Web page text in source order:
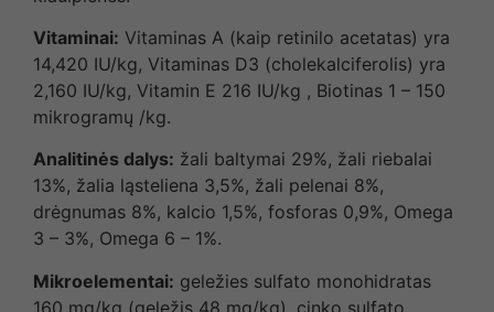
Vitaminai: Vitaminas A (kaip retinilo acetatas) yra
14,420 IU/kg, Vitaminas D3 (cholekalciferolis) yra
2,160 IU/kg, Vitamin E 216 IU/kg , Biotinas 1 – 150
mikrogramų /kg.
Analitinės dalys: žali baltymai 29%, žali riebalai
13%, žalia ląsteliena 3,5%, žali pelenai 8%,
drėgnumas 8%, kalcio 1,5%, fosforas 0,9%, Omega
3 – 3%, Omega 6 – 1%.
Mikroelementai: geležies sulfato monohidratas
160 mg/kg (geležis 48 mg/kg), cinko sulfato